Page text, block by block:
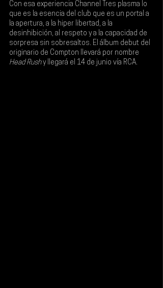
Con esa experiencia Channel Tres plasma lo
que es la esencia del club que es un portal a
la apertura, a la hiper libertad, a la
desinhibición, al respeto y a la capacidad de
sorpresa sin sobresaltos. El álbum debut del
originario de Compton llevará por nombre
Head Rush y llegará el 14 de junio vía RCA.